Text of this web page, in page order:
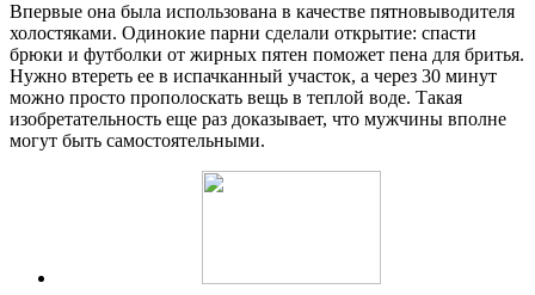
Впервые она была использована в качестве пятновыводителя
холостяками. Одинокие парни сделали открытие: спасти
брюки и футболки от жирных пятен поможет пена для бритья.
Нужно втереть ее в испачканный участок, а через 30 минут
можно просто прополоскать вещь в теплой воде. Такая
изобретательность еще раз доказывает, что мужчины вполне
могут быть самостоятельными.